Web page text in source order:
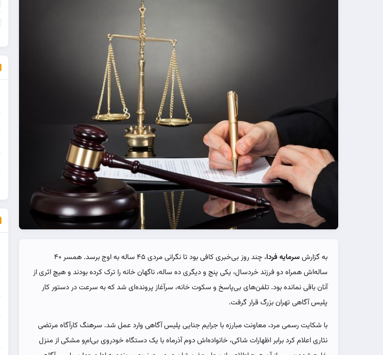
به گزارشسرمایه فردا
، چند روز بی‌خبری کافی بود تا نگرانی مردی ۴۵ ساله به اوج برسد. همسر ۴۰
ساله‌اش همراه دو فرزند خردسال، یکی پنج و دیگری ده ساله، ناگهان خانه را ترک کرده بودند و هیچ اثری از
آنان باقی نمانده بود. تلفن‌های بی‌پاسخ و سکوت خانه، سرآغاز پرونده‌ای شد که به سرعت در دستور کار
پلیس آگاهی تهران بزرگ قرار گرفت.
با شکایت رسمی مرد، معاونت مبارزه با جرایم جنایی پلیس آگاهی وارد عمل شد. سرهنگ کارآگاه مرتضی
نثاری اعلام کرد برابر اظهارات شاکی، خانواده‌اش دوم آذرماه با یک دستگاه خودروی بی‌ام‌و مشکی از منزل